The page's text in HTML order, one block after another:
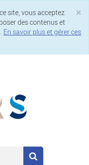
×
site, vous acceptez
des contenus et
En savoir plus et gérer ces